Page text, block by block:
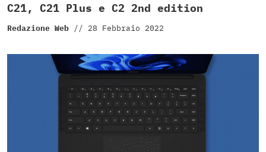
C21, C21 Plus e C2 2nd edition
Redazione Web // 28 Febbraio 2022